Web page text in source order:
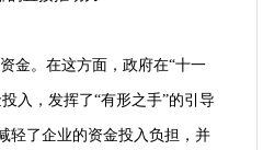
金。在这方面，政府在“十一
入，发挥了“有形之手”的引导
轻了企业的资金投入负担，并